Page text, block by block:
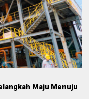
Maju Menuju